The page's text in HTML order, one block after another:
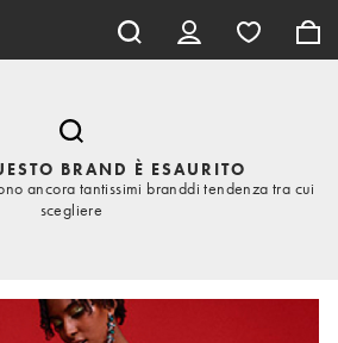
BRAND È ESAURITO
ancora tantissimi branddi tendenza tra cui
scegliere